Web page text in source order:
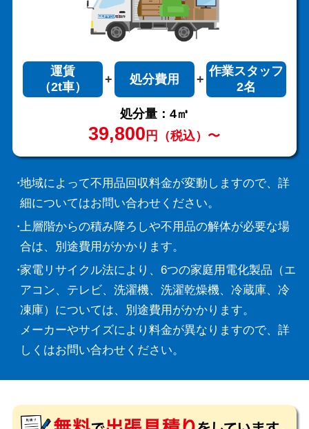
運賃
（2t車）
処分費用
作業スタッフ
2名
処分量：4㎥
39,800 円（税込）〜
地域によって不用品回収料金が変動しますので、詳
細についてはお問い合わせください。
上層階からの積み降ろしや不用品の解体が必要な場
合は、別途費用がかかります。
家電リサイクル法により、6つの家庭用電化製品（エ
アコン、テレビ、洗濯機、洗濯乾燥機、冷蔵庫、冷
凍庫）については、別途費用がかかります。
メーカーやサイズにより料金が異なりますので、詳
しくはお問い合わせください。